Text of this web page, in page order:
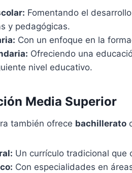
Fomentando el
y pedagógicas.
Con un enfoque en la
Ofreciendo una
nivel educativo.
Media Superior
también ofrece bachillerato
Un currículo tradicional que
Con especialidades en